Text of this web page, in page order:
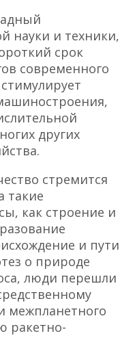
науки и техники,
срок
современного
других
стремится
такие
как строение и
и пути
о природе
люди перешли
межпланетного
ракетно-